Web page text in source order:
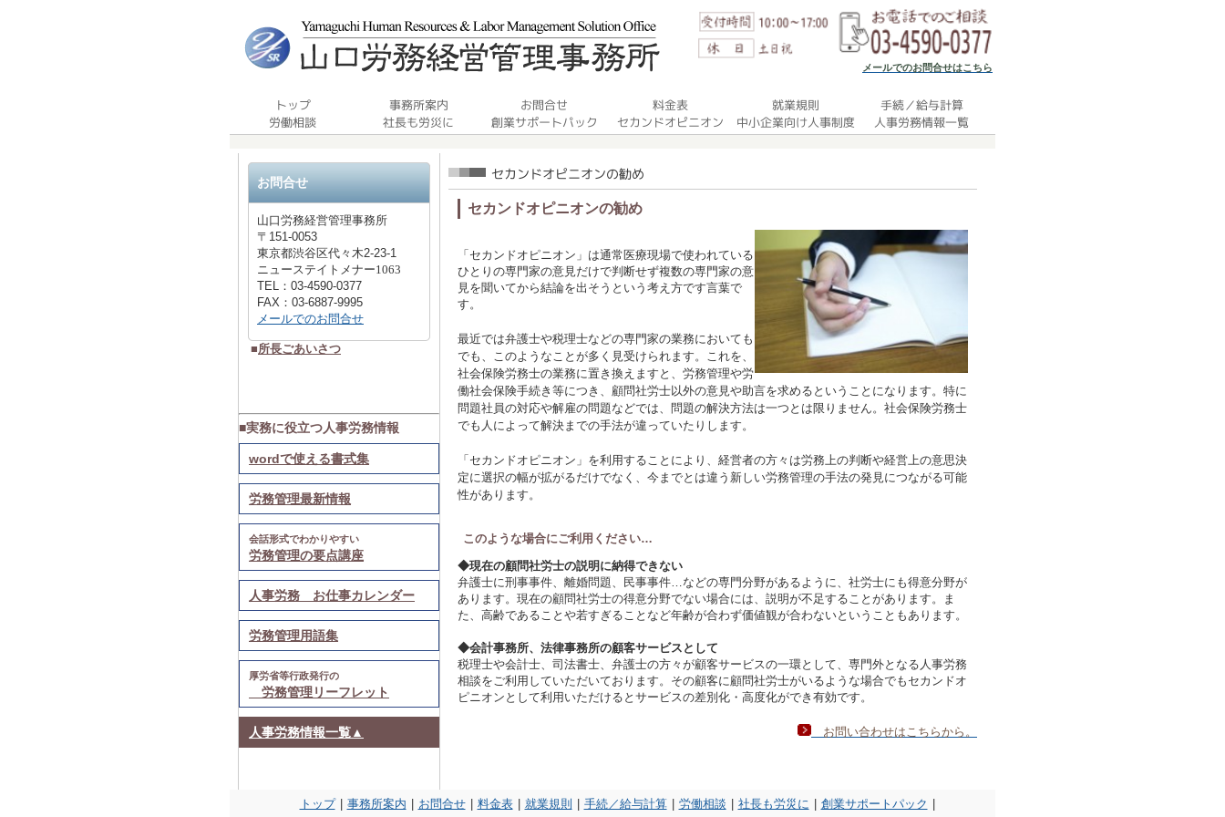
メールでのお問合せはこちら
セカンドオピニオンの勧め
「セカンドオピニオン」は通常医療現場で使われている
ひ とりの専門家の意見だけで判断せず複数の専門家の意
見を聞いてから結論を出そうという考え方です言葉で
す。
最近では弁護士や税理士などの専門家の業務においても
でも、このようなことが多く見受けられます。これを、
社会保険労務士の業務に置き換えますと、労務管理や労
働社会保険手続き等につき、顧問社労士以外の意見や助言を求めるということになります。特に
問題社員の対応や解雇の問題などでは、問題の解決方法は一つとは限りません。社会保険労務士
でも人によって解決までの手法が違っていたりします。
「セカンドオピニオン」を利用することにより、経営者の方々は労務上の判断や経営上の意思決
定に選択の幅が拡がるだけでなく、今までとは違う新しい労務管理の手法の発見につながる可能
性があります。
このような場合にご利用ください…
◆現在の顧問社労士の説明に納得できない
弁護士に刑事事件、離婚問題、民事事件…などの専門分野があるように、社労士にも得意分野が
あります。現在の顧問社労士の得意分野でない場合には、説明が不足することがあります。ま
た、高齢であることや若すぎることなど年齢が合わず価値観が合わないということもあります。
◆会計事務所、法律事務所の顧客サービスとして
税理士や会計士、司法書士、弁護士の方々が顧客サービスの一環として、専門外となる人事労務
相談をご利用していただいております。その顧客に顧問社労士がいるような場合でもセカンドオ
ピニオンとして利用いただけるとサービスの差別化・高度化ができ有効です。
お問い合わせはこちらから。
お問合せ
山口労務経営管理事務所
〒 151-0053
東京都渋谷区代々木2-23-1
ニューステイトメナー1063
TEL： 03-4590-0377
FAX： 03-6887-9995
メールでのお問合せ
■所長ごあいさつ
■実務に役立つ人事労務情報
wordで使える書式集
労務管理最新情報
会話形式でわかりやすい
労務管理の要点講座
人事労務 お仕事カレンダー
労務管理用語集
厚労省等行政発行の
労務管理リーフレット
人事労務情報一覧▲
トップ | 事務所案内 | お問合せ | 料金表 | 就業規則 | 手続／給与計算 | 労働相談 | 社長も労災に | 創業サポートパック |